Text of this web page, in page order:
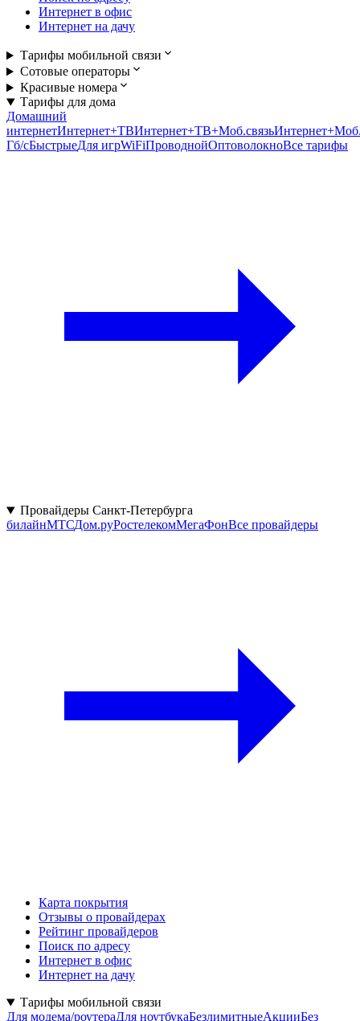
Интернет в офис
Интернет на дачу
Тарифы мобильной связи
Сотовые операторы
Красивые номера
Тарифы для дома
Домашний
интернетИнтернет+ТВИнтернет+ТВ+Моб.связь
Гб/cБыстрыеДля игрWiFiПроводнойОптоволокноВсе тарифы
Провайдеры Санкт-Петербурга
билайнМТСДом.руРостелекомМегаФонВсе провайдеры
Карта покрытия
Отзывы о провайдерах
Рейтинг провайдеров
Поиск по адресу
Интернет в офис
Интернет на дачу
Тарифы мобильной связи
Для модема/роутераДля ноутбукаБезлимитныеАкцииБез